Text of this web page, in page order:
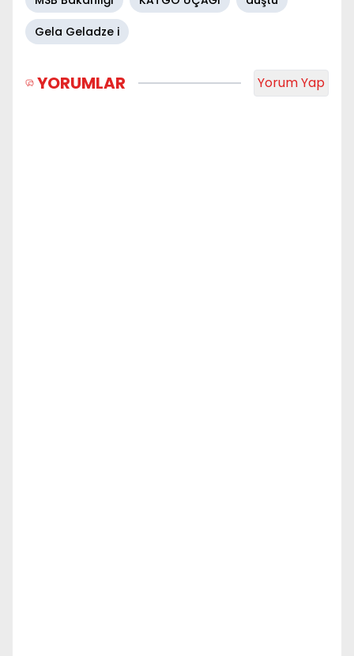
Gela Geladze i
YORUMLAR Yorum Yap